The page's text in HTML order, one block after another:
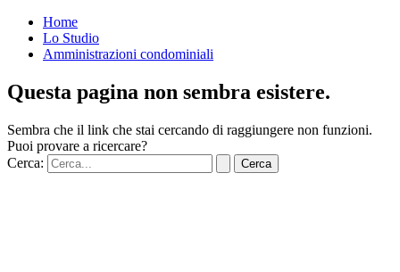
Home
Lo Studio
Amministrazioni condominiali
Questa pagina non sembra esistere.
Sembra che il link che stai cercando di raggiungere non funzioni.
Puoi provare a ricercare?
Cerca: